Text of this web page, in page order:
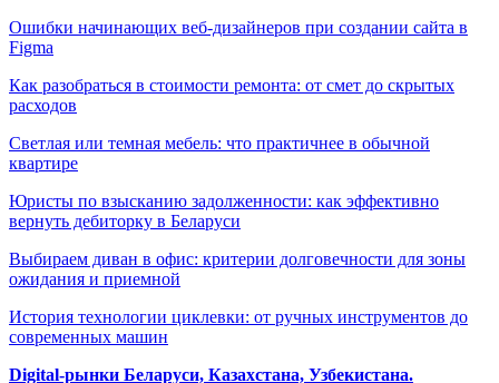
Ошибки начинающих веб-дизайнеров при создании сайта в
Figma
Как разобраться в стоимости ремонта: от смет до скрытых
расходов
Светлая или темная мебель: что практичнее в обычной
квартире
Юристы по взысканию задолженности: как эффективно
вернуть дебиторку в Беларуси
Выбираем диван в офис: критерии долговечности для зоны
ожидания и приемной
История технологии циклевки: от ручных инструментов до
современных машин
Digital-рынки Беларуси, Казахстана, Узбекистана.